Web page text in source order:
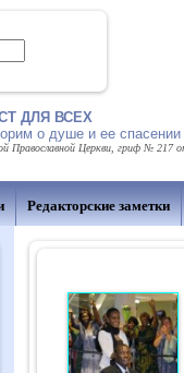
ДЛЯ ВСЕХ
о душе и ее спасении
Православной Церкви, гриф № 217
Редакторские заметки